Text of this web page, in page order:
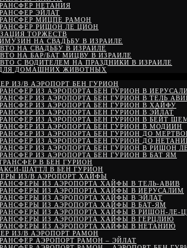
НЕТАНИЯ
ЭЙЛАТ
МИЦПЕ РАМОН
РИШОН ЛЕ ЦИОН
ТОРЖЕСТВ
НА СВАДЬБУ В ИЗРАИЛЕ
НА СВАДЬБУ В ИЗРАИЛЕ
НА БАР/БАТ МИЦВУ В ИЗРАИЛЕ
С ВОДИТЕЛЕМ НА ПРАЗДНИКИ В ИЗРАИЛЕ
ДОМАШНИХ ЖИВОТНЫХ
ИЗ/В АЭРОПОРТ БЕН ГУРИОН
ИЗ АЭРОПОРТА БЕН ГУРИОН В
ИЗ АЭРОПОРТА БЕН ГУРИОН В ТЕЛЬ
ИЗ АЭРОПОРТА БЕН ГУРИОН В ХАЙФУ
ИЗ АЭРОПОРТА БЕН ГУРИОН В ЭЙЛАТ
ИЗ АЭРОПОРТА БЕН ГУРИОН В БЕЙТ
ИЗ АЭРОПОРТА БЕН ГУРИОН В МОДИИН
ИЗ АЭРОПОРТА БЕН ГУРИОН ДО
ИЗ АЭРОПОРТА БЕН ГУРИОН ДО
ИЗ АЭРОПОРТА БЕН ГУРИОН В РИШОН
ИЗ АЭРОПОРТА БЕН ГУРИОН В БАТ ЯМ
В БЕН ГУРИОН
ШАТТЛ В БЕН ГУРИОН
ИЗ/В АЭРОПОРТ ХАЙФЫ
ИЗ АЭРОПОРТА ХАЙФЫ В ТЕЛЬ-АВИВ
ИЗ АЭРОПОРТА ХАЙФЫ В ИЕРУСАЛИМ
ИЗ АЭРОПОРТА ХАЙФЫ В ЭЙЛАТ
ИЗ АЭРОПОРТА ХАЙФЫ В БАТ-ЯМ
ИЗ АЭРОПОРТА ХАЙФЫ В РИШОН-ЛЕ-
ИЗ АЭРОПОРТА ХАЙФЫ В ГЕРЦЛИЮ
ИЗ АЭРОПОРТА ХАЙФЫ В НЕТАНИЮ
ИЗ/В АЭРОПОРТ РАМОН
АЭРОПОРТ РАМОН – ЭЙЛАТ